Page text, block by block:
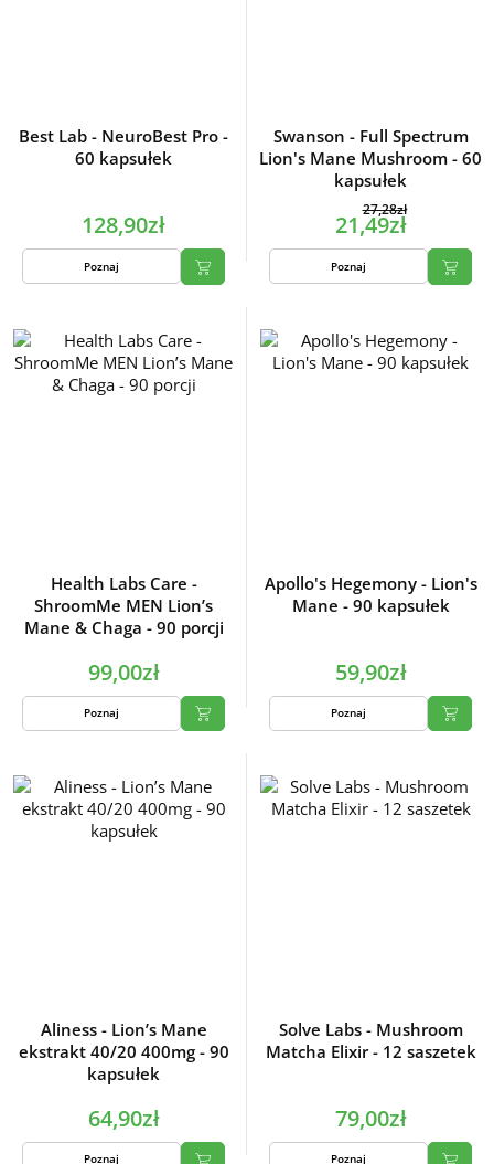
Best Lab - NeuroBest Pro -
60 kapsułek
128,90zł
Poznaj
Swanson - Full Spectrum
Lion's Mane Mushroom - 60
kapsułek
27,28zł
21,49zł
Poznaj
Health Labs Care -
ShroomMe MEN Lion’s
Mane & Chaga - 90 porcji
99,00zł
Poznaj
Apollo's Hegemony - Lion's
Mane - 90 kapsułek
59,90zł
Poznaj
Aliness - Lion’s Mane
ekstrakt 40/20 400mg - 90
kapsułek
64,90zł
Poznaj
Solve Labs - Mushroom
Matcha Elixir - 12 saszetek
79,00zł
Poznaj